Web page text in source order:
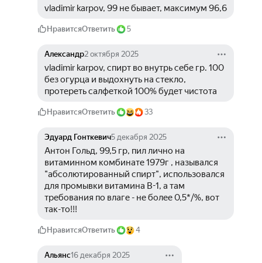
vladimir karpov, 99 не бывает, максимум 96,6
НравитсяОтветить 5
Александр2 октября 2025
vladimir karpov, спирт во внутрь себе гр. 100
без огурца и выдохнуть на стекло,
протереть салфеткой 100% будет чистота
НравитсяОтветить 33
Эдуард Гонткевич5 декабря 2025
Антон Гольд, 99,5 гр, пил лично на
витаминном комбинате 1979г , назывался
"абсолютированный спирт", использовался
для промывки витамина B-1, а там
требования по влаге - не более 0,5*/%, вот
так-то!!!
НравитсяОтветить 4
Альянс16 декабря 2025